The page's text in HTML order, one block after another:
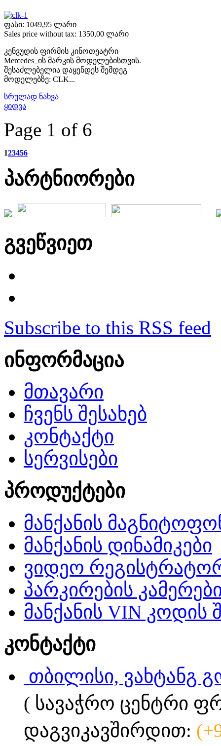
ფასი: 1049,95 ლარი
Sales price without tax: 1350,00 ლარი
კენვუდის ფირმის კინოთეატრი
Mercedes_ის მარკის მოდელებისთვის.
შესაძლებელია დაყენდეს შემდეგ
მოდელებზე: CLK...
სრულად ნახვა
ყიდვა
Page 1 of 6
123456
პარტნიორები
გვეწვიეთ
Subscribe to this RSS feed
ინფორმაცია
მთავარი
ჩვენს შესახებ
კონტაქტი
სერვისები
პროდუქტები
მანქანის
მანქანის დინამიკები
ვიდეო
პარკირების
მანქანის VIN კოდის
კონტაქტი
თბილისი, ვახტანგ
( სავაჭრო ცენტრი
დაგვიკავშირდით: